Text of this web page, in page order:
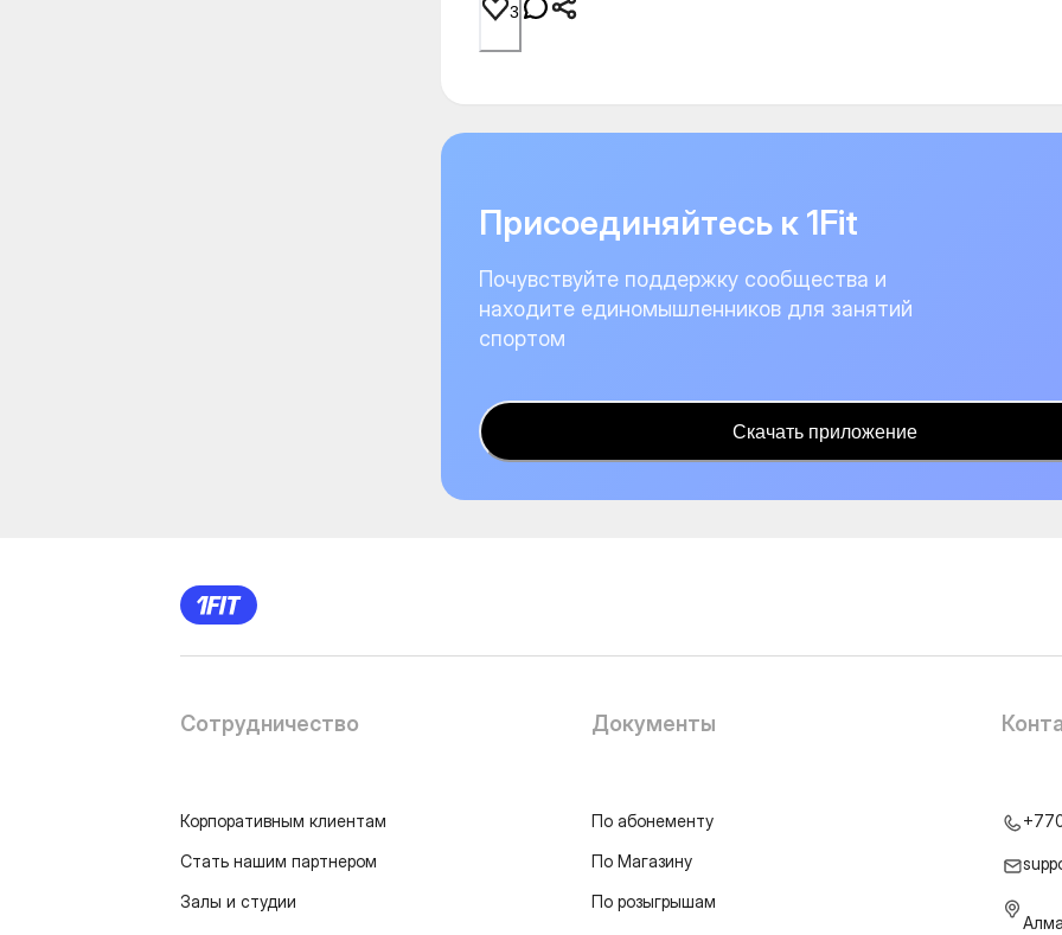
3
Присоединяйтесь к 1Fit
Почувствуйте поддержку сообщества и
находите единомышленников для занятий
спортом
Скачать приложение
Сотрудничество
Корпоративным клиентам
Стать нашим партнером
Залы и студии
Документы
По абонементу
По Магазину
По розыгрышам